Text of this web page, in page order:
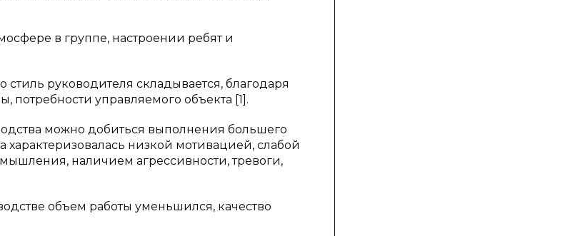
в группе, настроении ребят и
руководителя складывается, благодаря
управляемого объекта [1].
можно добиться выполнения большего
низкой мотивацией, слабой
наличием агрессивности, тревоги,
объем работы уменьшился, качество